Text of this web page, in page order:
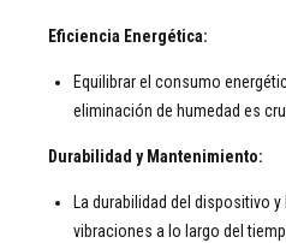
Eficiencia Energética:
Equilibrar el consumo
eliminación de humedad es
Durabilidad y Mantenimiento:
La durabilidad del dispositivo
vibraciones a lo largo del